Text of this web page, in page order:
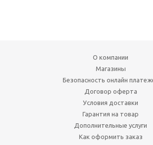
О компании
Магазины
Безопасность онлайн
Договор оферта
Условия доставки
Гарантия на товар
Дополнительные услуги
Как оформить заказ